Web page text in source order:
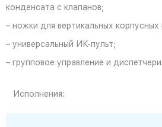
конденсата с клапанов;
– ножки для вертикальных корпусных
– универсальный ИК-пульт;
– групповое управление и
Исполнения: